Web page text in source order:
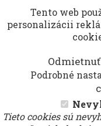
Tento web
personalizácii
Odmietnuť
Podrobné
Tieto cookies sú